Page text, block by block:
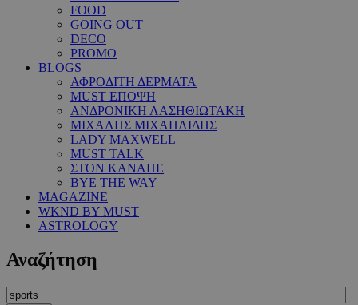
FOOD
GOING OUT
DECO
PROMO
BLOGS
ΑΦΡΟΔΙΤΗ ΔΕΡΜΑΤΑ
MUST ΕΠΟΨΗ
ΑΝΔΡΟΝΙΚΗ ΛΑΣΗΘΙΩΤΑΚΗ
ΜΙΧΑΛΗΣ ΜΙΧΑΗΛΙΔΗΣ
LADY MAXWELL
MUST TALK
ΣΤΟΝ ΚΑΝΑΠΕ
BYE THE WAY
MAGAZINE
WKND BY MUST
ASTROLOGY
Αναζήτηση